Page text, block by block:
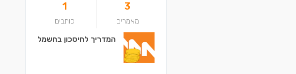
3
מאמרים
1
כותבים
המדריך לחיסכון בחשמל